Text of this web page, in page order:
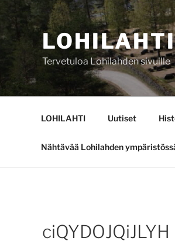
LOHILAHTI
Tervetuloa Lohilahden sivuille
LOHILAHTI Uutiset
Nähtävää Lohilahden
ciQYDOJQiJLYH